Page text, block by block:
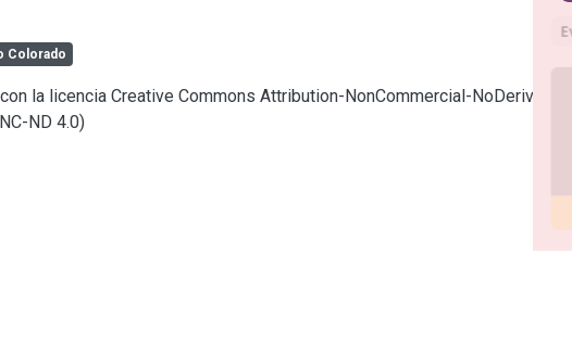
Colorado
la licencia Creative Commons Attribution-NonCommercial-NoDerivatives
ND 4.0)